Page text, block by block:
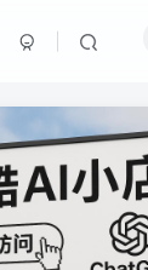
ChatGPT官方